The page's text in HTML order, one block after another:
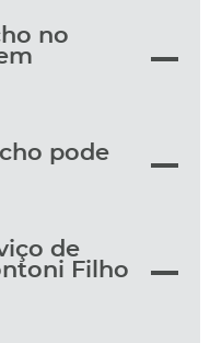
no
pode
de
Filho